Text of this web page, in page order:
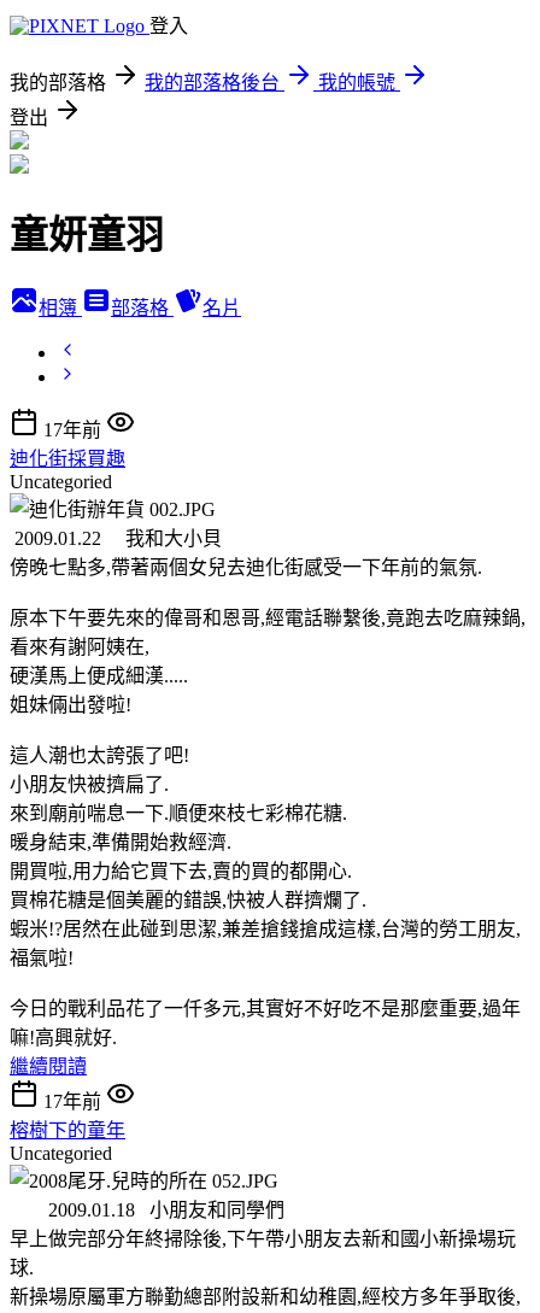
登入
我的部落格 我的部落格後台
我的帳號
登出
童妍童羽
相簿 部落格 名片
17年前
迪化街採買趣
Uncategoried
2009.01.22 我和大小貝
傍晚七點多,帶著兩個女兒去迪化街感受一下年前的氣氛.
原本下午要先來的偉哥和恩哥,經電話聯繫後,竟跑去吃麻辣鍋,
看來有謝阿姨在,
硬漢馬上便成細漢.....
姐妹倆出發啦!
這人潮也太誇張了吧!
小朋友快被擠扁了.
來到廟前喘息一下.順便來枝七彩棉花糖.
暖身結束,準備開始救經濟.
開買啦,用力給它買下去,賣的買的都開心.
買棉花糖是個美麗的錯誤,快被人群擠爛了.
蝦米!?居然在此碰到思潔,兼差搶錢搶成這樣,台灣的勞工朋友,
福氣啦!
今日的戰利品花了一仟多元,其實好不好吃不是那麼重要,過年
嘛!高興就好.
繼續閱讀
17年前
榕樹下的童年
Uncategoried
2009.01.18 小朋友和同學們
早上做完部分年終掃除後,下午帶小朋友去新和國小新操場玩
球.
新操場原屬軍方聯勤總部附設新和幼稚園,經校方多年爭取後,